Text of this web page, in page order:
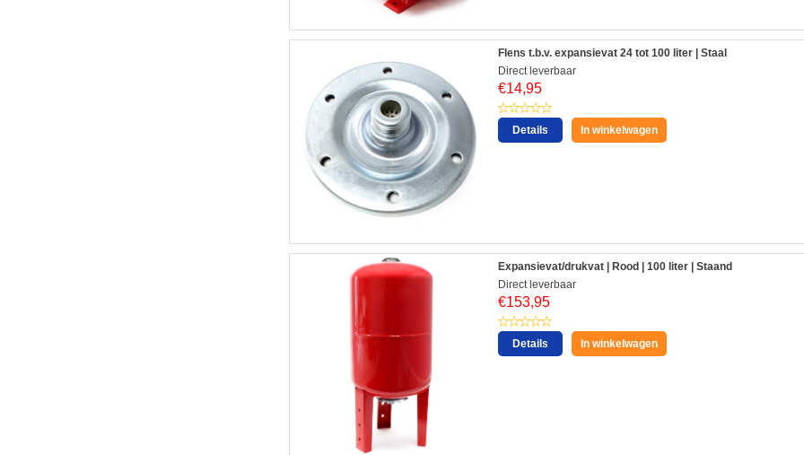
Flens t.b.v. expansievat 24 tot 100 liter | Staal
Direct leverbaar
€14,95
Details In winkelwagen
Expansievat/drukvat | Rood | 100 liter | Staand
Direct leverbaar
€153,95
Details In winkelwagen